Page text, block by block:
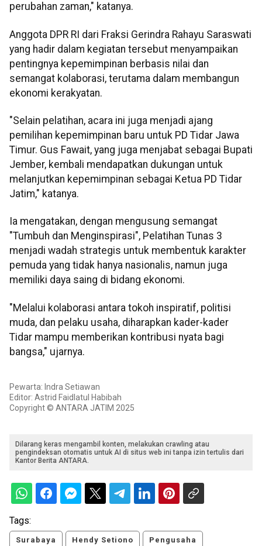
perubahan zaman," katanya.
Anggota DPR RI dari Fraksi Gerindra Rahayu Saraswati
yang hadir dalam kegiatan tersebut menyampaikan
pentingnya kepemimpinan berbasis nilai dan
semangat kolaborasi, terutama dalam membangun
ekonomi kerakyatan.
"Selain pelatihan, acara ini juga menjadi ajang
pemilihan kepemimpinan baru untuk PD Tidar Jawa
Timur. Gus Fawait, yang juga menjabat sebagai Bupati
Jember, kembali mendapatkan dukungan untuk
melanjutkan kepemimpinan sebagai Ketua PD Tidar
Jatim," katanya.
Ia mengatakan, dengan mengusung semangat
"Tumbuh dan Menginspirasi", Pelatihan Tunas 3
menjadi wadah strategis untuk membentuk karakter
pemuda yang tidak hanya nasionalis, namun juga
memiliki daya saing di bidang ekonomi.
"Melalui kolaborasi antara tokoh inspiratif, politisi
muda, dan pelaku usaha, diharapkan kader-kader
Tidar mampu memberikan kontribusi nyata bagi
bangsa," ujarnya.
Pewarta: Indra Setiawan
Editor: Astrid Faidlatul Habibah
Copyright © ANTARA JATIM 2025
Dilarang keras mengambil konten, melakukan crawling atau
pengindeksan otomatis untuk AI di situs web ini tanpa izin tertulis dari
Kantor Berita ANTARA.
Tags:
Surabaya Hendy Setiono Pengusaha